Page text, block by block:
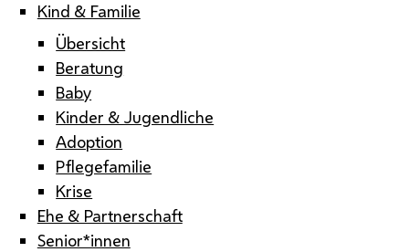
Kind & Familie
Übersicht
Beratung
Baby
Kinder & Jugendliche
Adoption
Pflegefamilie
Krise
Ehe & Partnerschaft
Senior*innen